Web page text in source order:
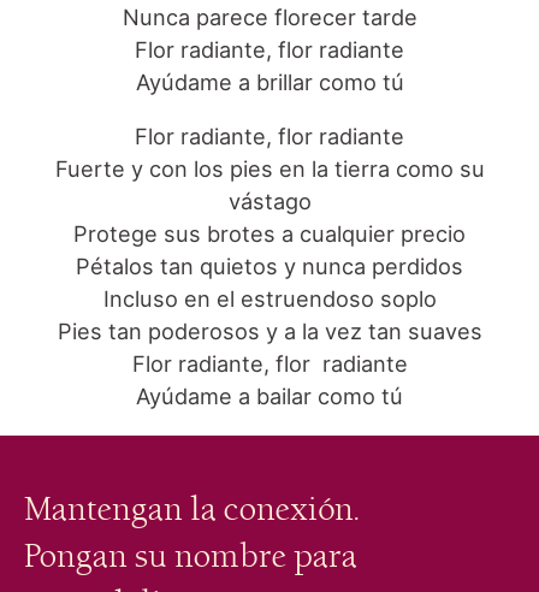
Nunca parece florecer tarde
Flor radiante, flor radiante
Ayúdame a brillar como tú
Flor radiante, flor radiante
Fuerte y con los pies en la tierra como su
vástago
Protege sus brotes a cualquier precio
Pétalos tan quietos y nunca perdidos
Incluso en el estruendoso soplo
Pies tan poderosos y a la vez tan suaves
Flor radiante, flor radiante
Ayúdame a bailar como tú
Mantengan la conexión.
Pongan su nombre para